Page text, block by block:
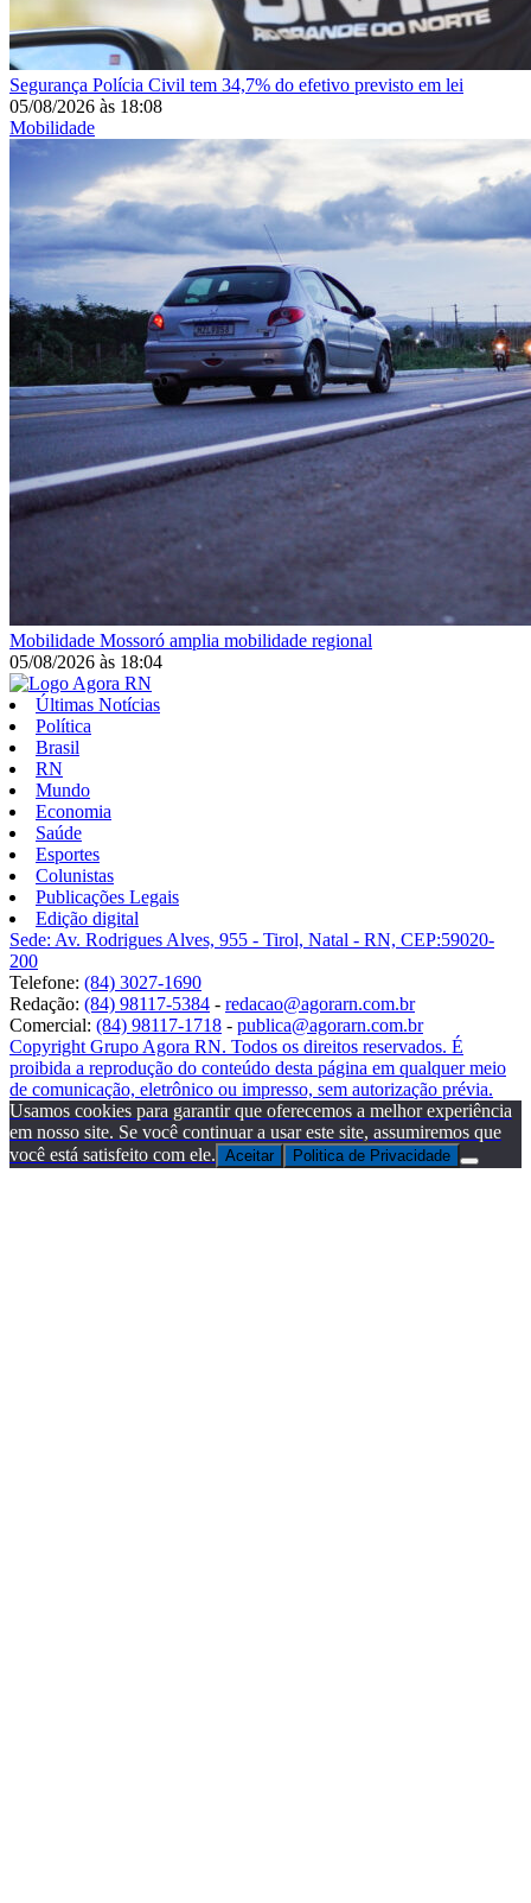
Segurança Polícia Civil tem 34,7% do efetivo previsto em lei
05/08/2026 às 18:08
Mobilidade
Mobilidade Mossoró amplia mobilidade regional
05/08/2026 às 18:04
Últimas Notícias
Política
Brasil
RN
Mundo
Economia
Saúde
Esportes
Colunistas
Publicações Legais
Edição digital
Sede: Av. Rodrigues Alves, 955 - Tirol, Natal - RN, CEP:59020-
200
Telefone: (84) 3027-1690
Redação: (84) 98117-5384 - redacao@agorarn.com.br
Comercial: (84) 98117-1718 - publica@agorarn.com.br
Copyright Grupo Agora RN. Todos os direitos reservados. É
proibida a reprodução do conteúdo desta página em qualquer meio
de comunicação, eletrônico ou impresso, sem autorização prévia.
Usamos cookies para garantir que oferecemos a melhor experiência
em nosso site. Se você continuar a usar este site, assumiremos que
você está satisfeito com ele. Aceitar Politica de Privacidade